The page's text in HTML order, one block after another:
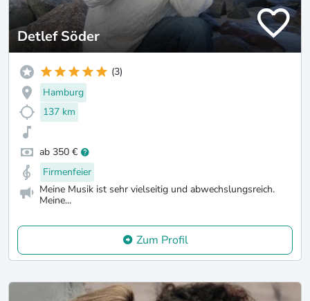
Detlef Söder
(3)
Hamburg
137 km
ab 350 €
Firmenfeier
Meine Musik ist sehr vielseitig und abwechslungsreich.
Meine...
Zum Profil